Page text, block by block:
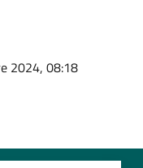
2024, 08:18